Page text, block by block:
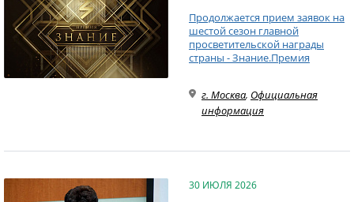
Продолжается прием заявок на
шестой сезон главной
просветительской награды
страны - Знание.Премия
г. Москва, Официальная
информация
30 ИЮЛЯ 2026